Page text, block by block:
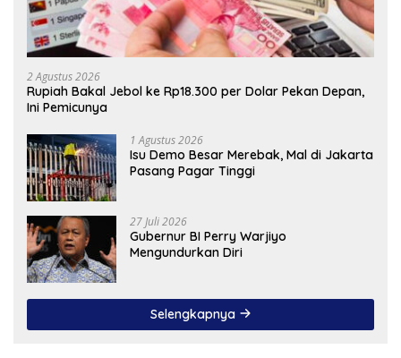
2 Agustus 2026
Rupiah Bakal Jebol ke Rp18.300 per Dolar Pekan Depan,
Ini Pemicunya
1 Agustus 2026
Isu Demo Besar Merebak, Mal di Jakarta
Pasang Pagar Tinggi
27 Juli 2026
Gubernur BI Perry Warjiyo
Mengundurkan Diri
Selengkapnya